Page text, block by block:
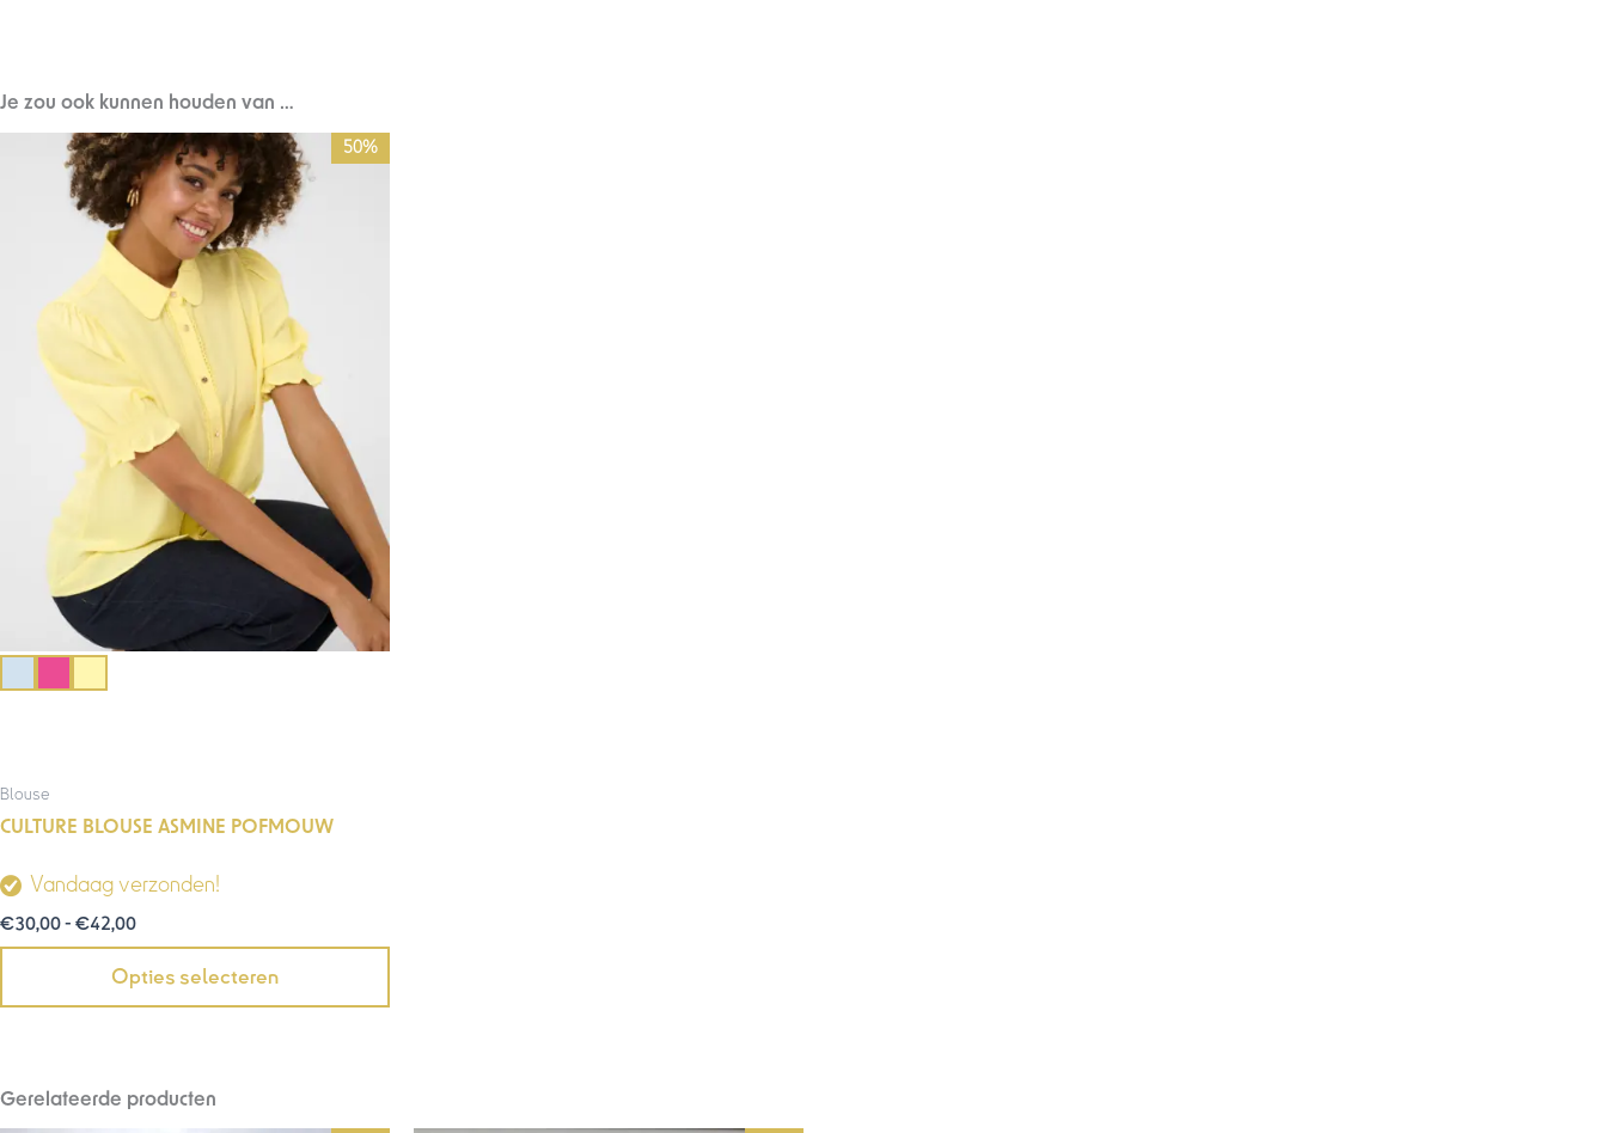
Je zou ook kunnen houden van …
50%
Blouse
CULTURE BLOUSE ASMINE POFMOUW
Vandaag verzonden!
€30,00- €42,00
Prijsklasse:
€30,00
tot
€42,00
Opties selecteren
Gerelateerde producten